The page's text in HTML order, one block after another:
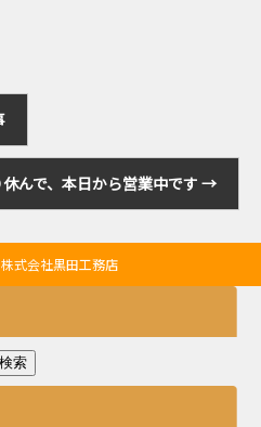
休んで、本日から営業中です →
式会社黒田工務店